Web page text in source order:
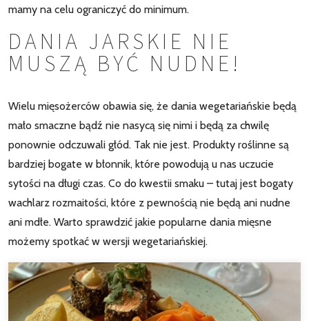
mamy na celu ograniczyć do minimum.
DANIA JARSKIE NIE
MUSZĄ BYĆ NUDNE!
Wielu mięsożerców obawia się, że dania wegetariańskie będą
mało smaczne bądź nie nasycą się nimi i będą za chwilę
ponownie odczuwali głód. Tak nie jest. Produkty roślinne są
bardziej bogate w błonnik, które powodują u nas uczucie
sytości na długi czas. Co do kwestii smaku – tutaj jest bogaty
wachlarz rozmaitości, które z pewnością nie będą ani nudne
ani mdłe. Warto sprawdzić jakie popularne dania mięsne
możemy spotkać w wersji wegetariańskiej.